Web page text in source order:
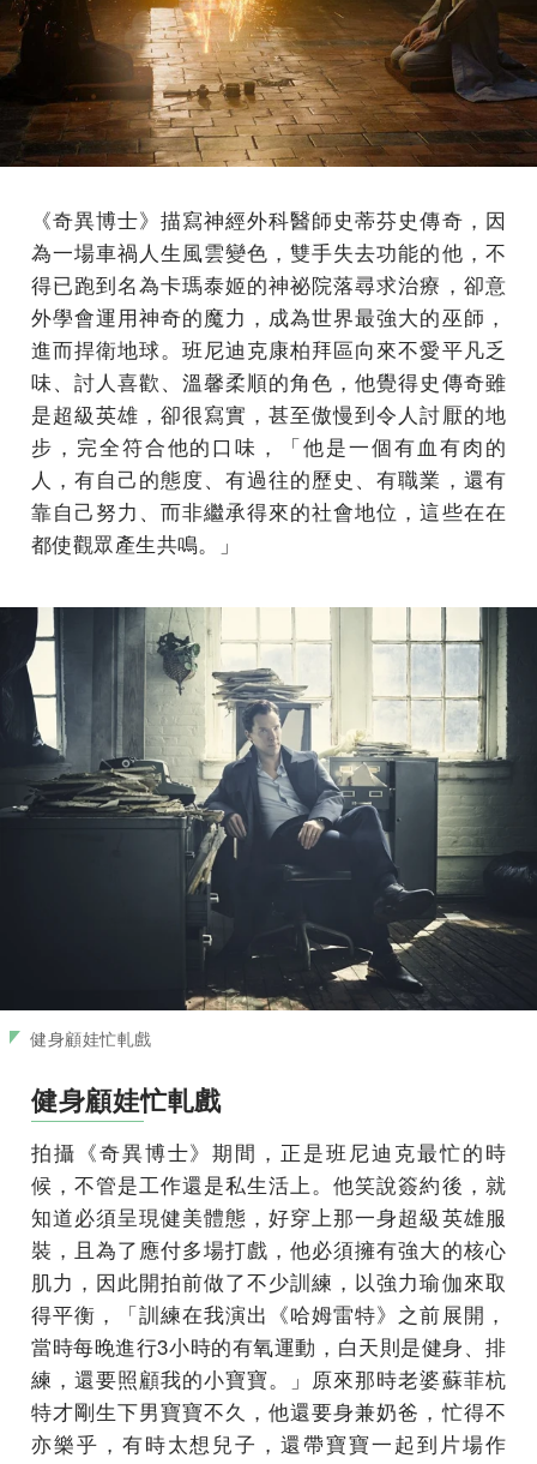
《奇異博士》描寫神經外科醫師史蒂芬史傳奇，因
為一場車禍人生風雲變色，雙手失去功能的他，不
得已跑到名為卡瑪泰姬的神祕院落尋求治療，卻意
外學會運用神奇的魔力，成為世界最強大的巫師，
進而捍衛地球。班尼迪克康柏拜區向來不愛平凡乏
味、討人喜歡、溫馨柔順的角色，他覺得史傳奇雖
是超級英雄，卻很寫實，甚至傲慢到令人討厭的地
步，完全符合他的口味，「他是一個有血有肉的
人，有自己的態度、有過往的歷史、有職業，還有
靠自己努力、而非繼承得來的社會地位，這些在在
都使觀眾產生共鳴。」
健身顧娃忙軋戲
健身顧娃忙軋戲
拍攝《奇異博士》期間，正是班尼迪克最忙的時
候，不管是工作還是私生活上。他笑說簽約後，就
知道必須呈現健美體態，好穿上那一身超級英雄服
裝，且為了應付多場打戲，他必須擁有強大的核心
肌力，因此開拍前做了不少訓練，以強力瑜伽來取
得平衡，「訓練在我演出《哈姆雷特》之前展開，
當時每晚進行3小時的有氧運動，白天則是健身、排
練，還要照顧我的小寶寶。」原來那時老婆蘇菲杭
特才剛生下男寶寶不久，他還要身兼奶爸，忙得不
亦樂乎，有時太想兒子，還帶寶寶一起到片場作